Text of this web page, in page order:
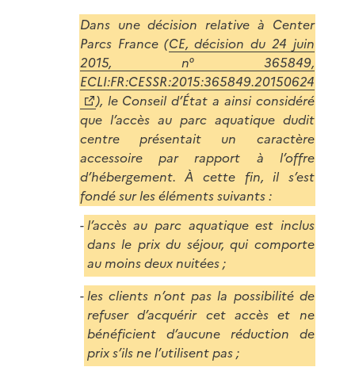
Dans une décision relative à Center
Parcs France (CE, décision du 24 juin
2015, n° 365849,
ECLI:FR:CESSR:2015:365849.20150624
), le Conseil d’État a ainsi considéré
que l’accès au parc aquatique dudit
centre présentait un caractère
accessoire par rapport à l’offre
d’hébergement. À cette fin, il s’est
fondé sur les éléments suivants :
l’accès au parc aquatique est inclus
dans le prix du séjour, qui comporte
au moins deux nuitées ;
les clients n’ont pas la possibilité de
refuser d’acquérir cet accès et ne
bénéficient d’aucune réduction de
prix s’ils ne l’utilisent pas ;